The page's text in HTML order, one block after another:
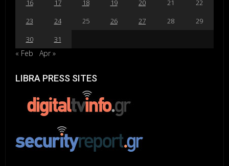
16
17 18 19 20 21
22
23
24 25 26 27 28
29
30
31
« Feb Apr »
LIBRA PRESS SITES